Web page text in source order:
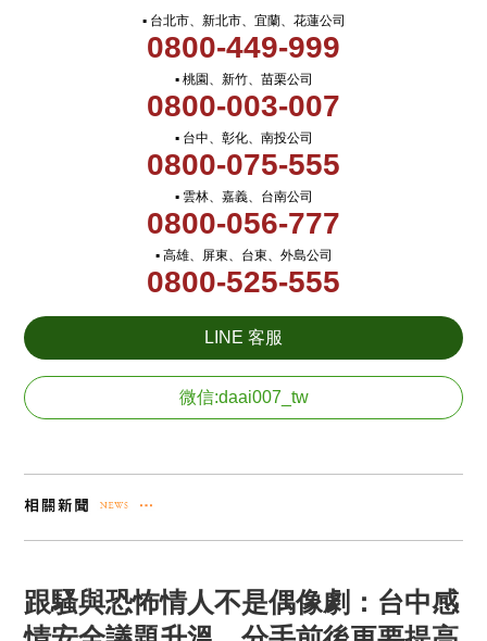
▪ 台北市、新北市、宜蘭、花蓮公司
0800-449-999
▪ 桃園、新竹、苗栗公司
0800-003-007
▪ 台中、彰化、南投公司
0800-075-555
▪ 雲林、嘉義、台南公司
0800-056-777
▪ 高雄、屏東、台東、外島公司
0800-525-555
LINE 客服
微信:daai007_tw
跟騷與恐怖情人不是偶像劇：台中感